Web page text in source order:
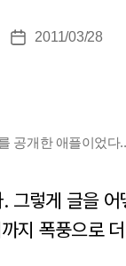
Post2011/03/28
공개한 애플이었다
그렇게 글을
지 폭풍으로